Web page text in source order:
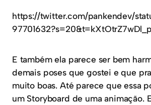
https://twitter.com/pankendev/
E também ela parece ser bem
demais poses que gostei e que
muito boas. Até parece que essa
um Storyboard de uma animação.